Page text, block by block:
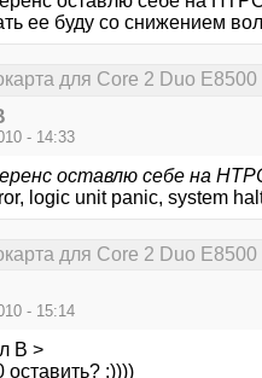
ее буду со снижением
для Core 2 Duo E8500
- 14:33
оставлю себе на
logic unit panic, system
для Core 2 Duo E8500
- 15:14
В >
оставить? :))))